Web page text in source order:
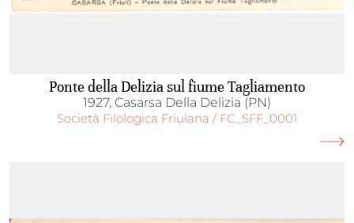
Ponte della Delizia sul fiume Tagliamento
1927, Casarsa Della Delizia (PN)
Società Filologica Friulana / FC_SFF_0001